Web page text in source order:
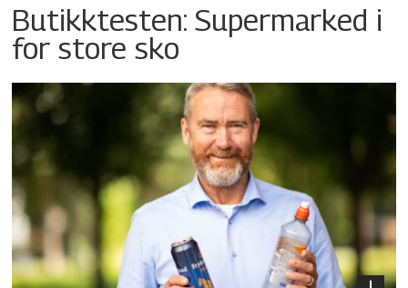
Butikktesten: Supermarked i
for store sko